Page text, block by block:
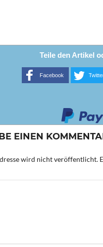
Teile den Artikel
Facebook
EINEN
wird nicht veröffentlicht.